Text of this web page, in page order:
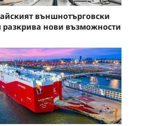
външнотърговски
разкрива нови възможности